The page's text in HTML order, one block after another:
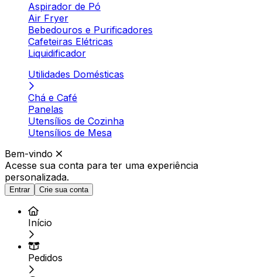
Aspirador de Pó
Air Fryer
Bebedouros e Purificadores
Cafeteiras Elétricas
Liquidificador
Utilidades Domésticas
Chá e Café
Panelas
Utensílios de Cozinha
Utensílios de Mesa
Bem-vindo
Acesse sua conta para ter uma experiência
personalizada.
Entrar Crie sua conta
Início
Pedidos